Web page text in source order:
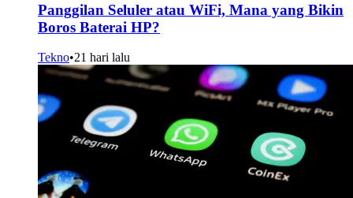
Panggilan Seluler atau WiFi, Mana yang Bikin
Boros Baterai HP?
Tekno•21 hari lalu